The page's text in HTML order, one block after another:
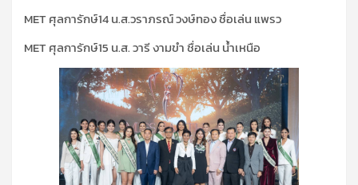
MET ศุลการักษ์14 น.ส.วราภรณ์ วงษ์ทอง ชื่อเล่น แพรว
MET ศุลการักษ์15 น.ส. วารี งามขำ ชื่อเล่น น้ำเหนือ